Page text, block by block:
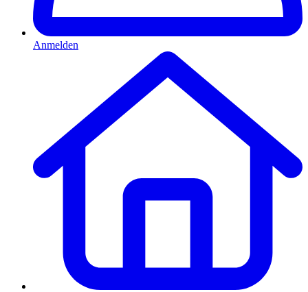
Anmelden